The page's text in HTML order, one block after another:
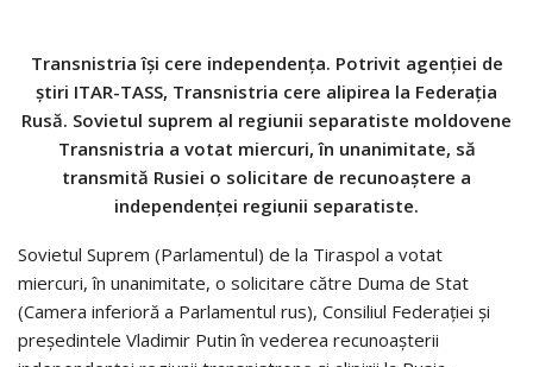
Transnistria îşi cere independenţa. Potrivit agenţiei de
ştiri ITAR-TASS, Transnistria cere alipirea la Federaţia
Rusă. Sovietul suprem al regiunii separatiste moldovene
Transnistria a votat miercuri, în unanimitate, să
transmită Rusiei o solicitare de recunoaştere a
independenţei regiunii separatiste.
Sovietul Suprem (Parlamentul) de la Tiraspol a votat
miercuri, în unanimitate, o solicitare către Duma de Stat
(Camera inferioră a Parlamentul rus), Consiliul Federaţiei şi
preşedintele Vladimir Putin în vederea recunoaşterii